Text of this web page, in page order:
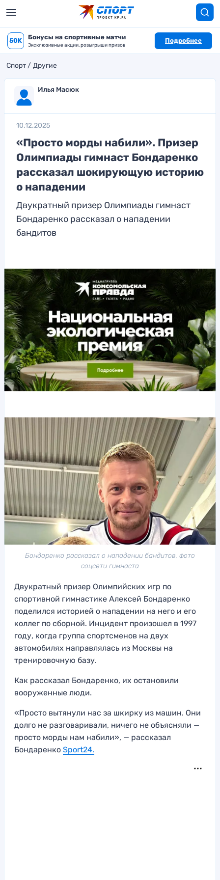
50K Бонусы на спортивные матчи
Эксклюзивные акции, розыгрыши призов
Подробнее
Спорт Другие
Илья Масюк
10.12.2025
«Просто морды набили». Призер
Олимпиады гимнаст Бондаренко
рассказал шокирующую историю
о нападении
Двукратный призер Олимпиады гимнаст
Бондаренко рассказал о нападении
бандитов
Бондаренко рассказал о нападении бандитов, фото
соцсети гимнаста
Двукратный призер Олимпийских игр по
спортивной гимнастике Алексей Бондаренко
поделился историей о нападении на него и его
коллег по сборной. Инцидент произошел в 1997
году, когда группа спортсменов на двух
автомобилях направлялась из Москвы на
тренировочную базу.
Как рассказал Бондаренко, их остановили
вооруженные люди.
«Просто вытянули нас за шкирку из машин. Они
долго не разговаривали, ничего не объясняли —
просто морды нам набили», — рассказал
Бондаренко Sport24.